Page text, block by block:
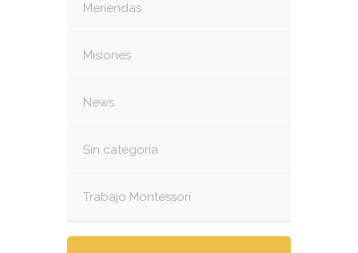
Meriendas
Misiones
News
Sin categoría
Trabajo Montessori